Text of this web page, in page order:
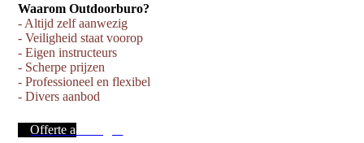
Waarom Outdoorburo?
- Altijd zelf aanwezig
- Veiligheid staat voorop
- Eigen instructeurs
- Scherpe prijzen
- Professioneel en flexibel
- Divers aanbod
Offerte aanvragen